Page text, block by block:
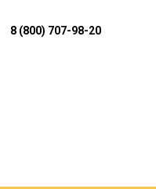
8 (800) 707-98-20